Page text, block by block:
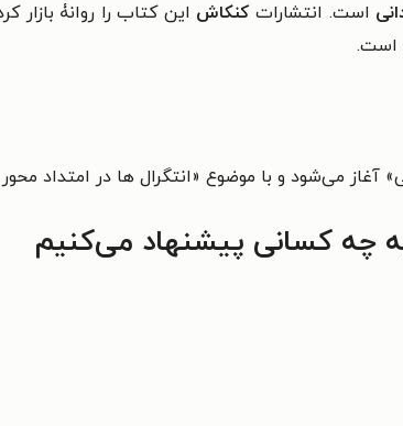
است. انتشارات کنکاش این کتاب را روانۀ بازار
است.
آغاز می‌شود و با موضوع «انتگرال ها در امتداد
چه کسانی پیشنهاد می‌کنیم